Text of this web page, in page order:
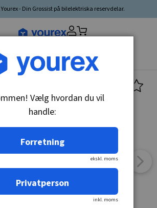
- Din Grossist på bilelektriska reservdelar.
fordon valt▼
Vælg hvordan du vil
handle:
Forretning
ekskl. moms
Privatperson
inkl. moms